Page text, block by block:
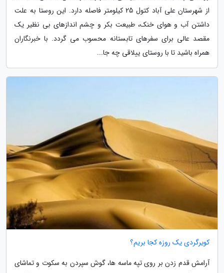
از شهرستان علی آباد کتول 25 کیلومتر فاصله دارد. این روستا به علت
داشتن آب و هوای خنک، طبیعت بکر و چشم اندازهای بی نظیر یک
مقصد عالی برای سفرهای تابستانه محسوب می گردد. با خبرنگاران
همراه باشید تا با روستای ییلاقی چه جا...
کویرگردی یک روزه کجا بریم؟
آرامش قدم زدن بر روی تپه ماسه ها، گوش سپردن به سکوت و تماشای